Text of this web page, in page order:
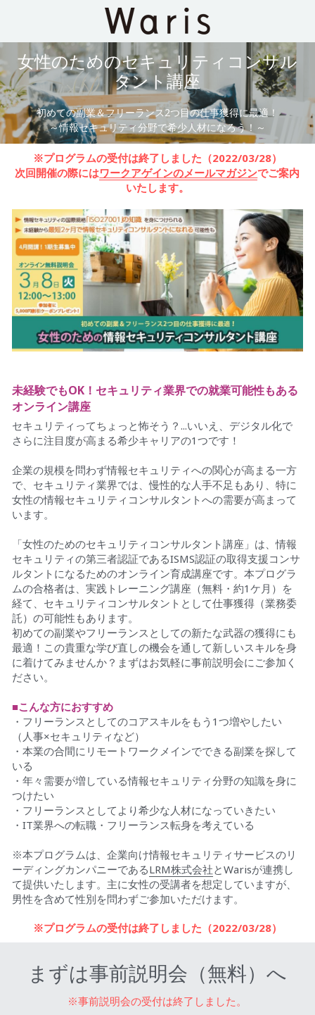
女性のためのセキュリティコンサル
タント講座
初めての副業＆フリーランス2つ目の仕事獲得に最適！
～情報セキュリティ分野で希少人材になろう！～
※プログラムの受付は終了しました（2022/03/28）
次回開催の際にはワークアゲインのメールマガジンでご案内
いたします。
未経験でもOK！セキュリティ業界での就業可能性もある
オンライン講座
セキュリティってちょっと怖そう？...いいえ、デジタル化で
さらに注目度が高まる希少キャリアの1つです！
企業の規模を問わず情報セキュリティへの関心が高まる一方
で、セキュリティ業界では、慢性的な人手不足もあり、特に
女性の情報セキュリティコンサルタントへの需要が高まって
います。
「女性のためのセキュリティコンサルタント講座」は、情報
セキュリティの第三者認証であるISMS認証の取得支援コンサ
ルタントになるためのオンライン育成講座です。本プログラ
ムの合格者は、実践トレーニング講座（無料・約1ケ月）を
経て、セキュリティコンサルタントとして仕事獲得（業務委
託）の可能性もあります。
初めての副業やフリーランスとしての新たな武器の獲得にも
最適！この貴重な学び直しの機会を通して新しいスキルを身
に着けてみませんか？まずはお気軽に事前説明会にご参加く
ださい。
■こんな方におすすめ
・フリーランスとしてのコアスキルをもう1つ増やしたい
（人事×セキュリティなど）
・本業の合間にリモートワークメインでできる副業を探して
いる
・年々需要が増している情報セキュリティ分野の知識を身に
つけたい
・フリーランスとしてより希少な人材になっていきたい
・IT業界への転職・フリーランス転身を考えている
※本プログラムは、企業向け情報セキュリティサービスのリ
ーディングカンパニーであるLRM株式会社とWarisが連携し
て提供いたします。主に女性の受講者を想定していますが、
男性を含めて性別を問わずご参加いただけます。
※プログラムの受付は終了しました（2022/03/28）
まずは事前説明会（無料）へ
※事前説明会の受付は終了しました。